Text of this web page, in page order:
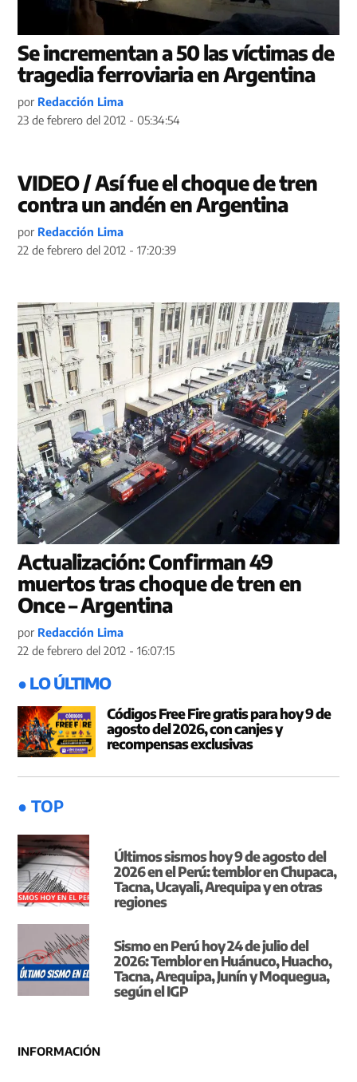
Se incrementan a 50 las víctimas de
tragedia ferroviaria en Argentina
por Redacción Lima
23 de febrero del 2012 - 05:34:54
VIDEO / Así fue el choque de tren
contra un andén en Argentina
por Redacción Lima
22 de febrero del 2012 - 17:20:39
Actualización: Confirman 49
muertos tras choque de tren en
Once – Argentina
por Redacción Lima
22 de febrero del 2012 - 16:07:15
● LO ÚLTIMO
Códigos Free Fire gratis para hoy 9 de
agosto del 2026, con canjes y
recompensas exclusivas
● TOP
Últimos sismos hoy 9 de agosto del
2026 en el Perú: temblor en Chupaca,
Tacna, Ucayali, Arequipa y en otras
regiones
Sismo en Perú hoy 24 de julio del
2026: Temblor en Huánuco, Huacho,
Tacna, Arequipa, Junín y Moquegua,
según el IGP
INFORMACIÓN